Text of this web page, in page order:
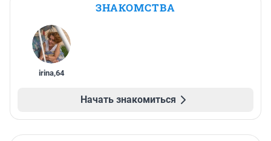
ЗНАКОМСТВА
irina,64
Начать знакомиться